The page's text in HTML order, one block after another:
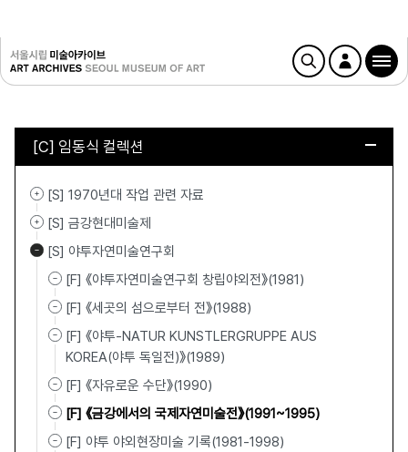
[C] 임동식 컬렉션
[S] 1970년대 작업 관련 자료
[S] 금강현대미술제
[S] 야투자연미술연구회
[F] 《야투자연미술연구회 창립야외전》(1981)
[F] 《세곳의 섬으로부터 전》(1988)
[F] 《야투-NATUR KUNSTLERGRUPPE AUS
KOREA(야투 독일전)》(1989)
[F] 《자유로운 수단》(1990)
[F] 《금강에서의 국제자연미술전》(1991~1995)
[F] 야투 야외현장미술 기록(1981-1998)